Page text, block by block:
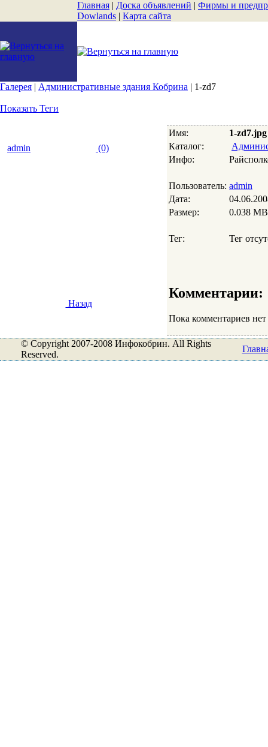
Главная | Доска объявлений | Фирмы и
Dowlands | Карта сайта
Галерея | Административные здания Кобрина | 1-zd7
Показать Теги
admin (0)
Назад
Имя:
1-zd7.jpg
Каталог:
Инфо:
Пользователь: admin
Дата:
Размер:
0.038 MB
Тег: Тег
Комментарии:
Пока комментариев нет
© Copyright 2007-2008 Инфокобрин. All Rights
Reserved.